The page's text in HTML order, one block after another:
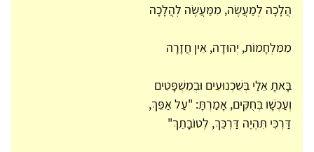
הֲלָכָה לְמַעֲשֶׂה, מִמַּעֲשֶׂה לְהֲלָכָה
מִמִּלְחָמוֹת, יְהוּדָה, אֵין חֲזָרָה
בָּאתָ אֵלַי בְּשִׁכְנוּעִים וּבְמִשְׁפָּטִים
וְעַכְשָׁו בְּחֻקִּים, אָמַרְתָּ: "עַל אַפֵּךְ,
דַּרְכִּי תִּהְיֶה דַּרְכֵּךְ, לְטוֹבָתֵךְ"